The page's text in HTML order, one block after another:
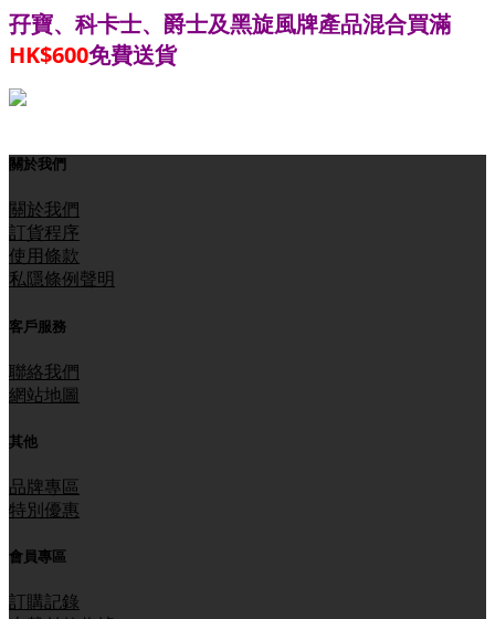
孖寶、科卡士、爵士及黑旋風牌產品混合買滿
HK$600免費送貨
關於我們
關於我們
訂貨程序
使用條款
私隱條例聲明
客戶服務
聯絡我們
網站地圖
其他
品牌專區
特別優惠
會員專區
訂購記錄